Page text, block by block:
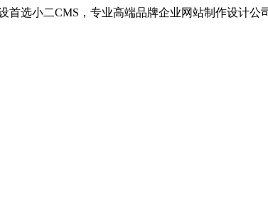
首选小二CMS，专业高端品牌企业网站制作设计公